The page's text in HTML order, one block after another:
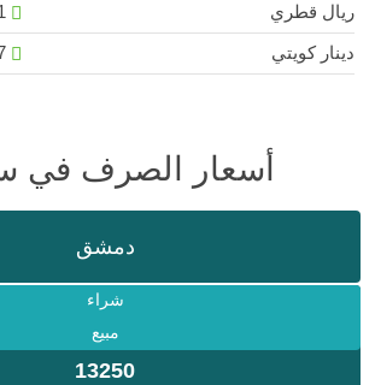
ريال قطري
دينار كويتي
0.307
أسعار الصرف في
دمشق
شراء
مبيع
13250